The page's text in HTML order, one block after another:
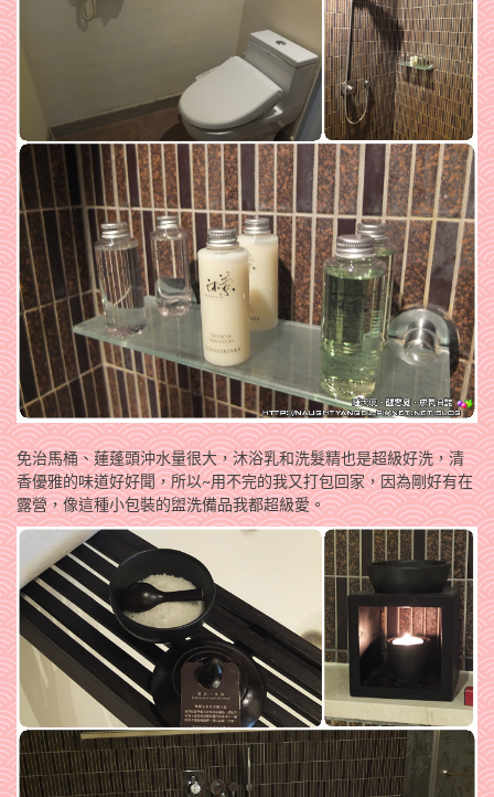
免治馬桶、蓮蓬頭沖水量很大，沐浴乳和洗髮精也是超級好洗，清
香優雅的味道好好聞，所以~用不完的我又打包回家，因為剛好有在
露營，像這種小包裝的盥洗備品我都超級愛。